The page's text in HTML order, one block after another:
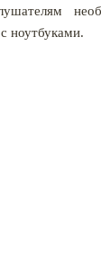
ноутбуками.